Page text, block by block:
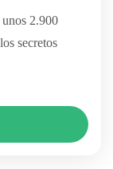
2.900
secretos